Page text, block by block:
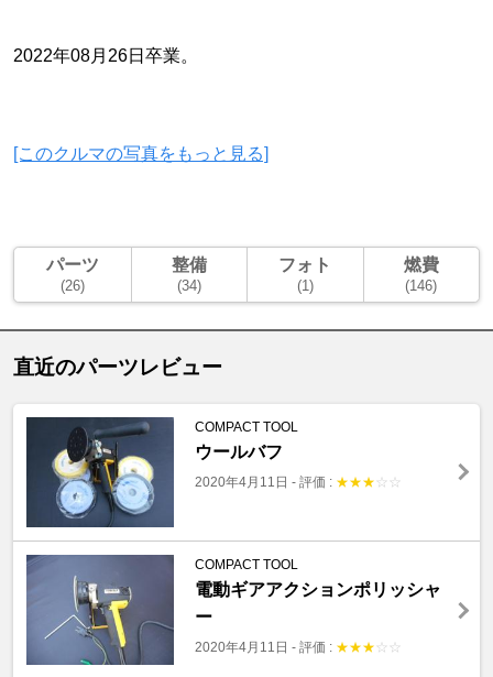
2022年08月26日卒業。
[このクルマの写真をもっと見る]
パーツ
(26)
整備
(34)
フォト
(1)
燃費
(146)
直近のパーツレビュー
COMPACT TOOL
ウールバフ
2020年4月11日 - 評価 : ★★★ ☆ ☆
COMPACT TOOL
電動ギアアクションポリッシャ
ー
2020年4月11日 - 評価 : ★★★ ☆ ☆